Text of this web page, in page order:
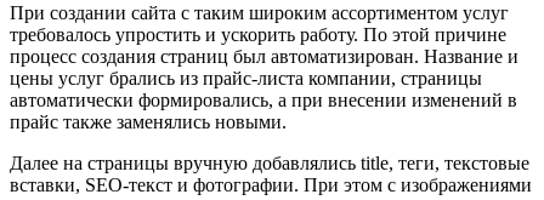
При создании сайта с таким широким ассортиментом услуг
требовалось упростить и ускорить работу. По этой причине
процесс создания страниц был автоматизирован. Название и
цены услуг брались из прайс-листа компании, страницы
автоматически формировались, а при внесении изменений в
прайс также заменялись новыми.
Далее на страницы вручную добавлялись title, теги, текстовые
вставки, SEO-текст и фотографии. При этом с изображениями